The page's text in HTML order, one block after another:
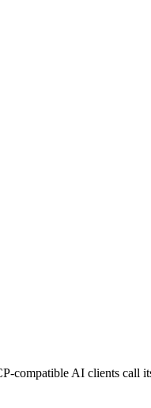
compatible AI clients call